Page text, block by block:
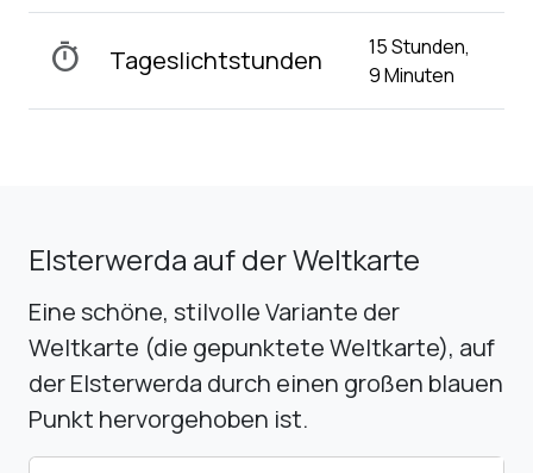
timer Tageslichtstunden
15 Stunden,
9 Minuten
Elsterwerda auf der Weltkarte
Eine schöne, stilvolle Variante der
Weltkarte (die gepunktete Weltkarte), auf
der Elsterwerda durch einen großen blauen
Punkt hervorgehoben ist.